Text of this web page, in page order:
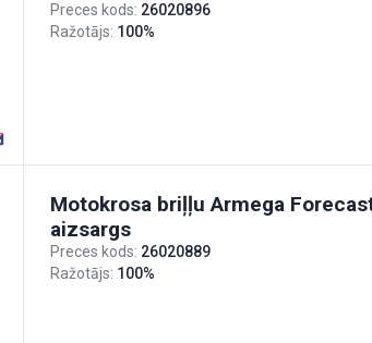
Preces kods: 26020896
Ražotājs: 100%
Motokrosa briļļu Armega
aizsargs
Preces kods: 26020889
Ražotājs: 100%